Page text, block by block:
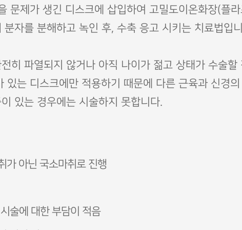
문제가 생긴 디스크에 삽입하여 고밀도이온화장(플
자를 분해하고 녹인 후, 수축 응고 시키는 치료법입
히 파열되지 않거나 아직 나이가 젊고 상태가 수술할
있는 디스크에만 적용하기 때문에 다른 근육과 신경의
있는 경우에는 시술하지 못합니다.
가 아닌 국소마취로 진행
술에 대한 부담이 적음